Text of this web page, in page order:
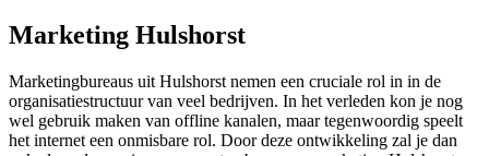
Marketing Hulshorst
Marketingbureaus uit Hulshorst nemen een cruciale rol in in de
organisatiestructuur van veel bedrijven. In het verleden kon je nog
wel gebruik maken van offline kanalen, maar tegenwoordig speelt
het internet een onmisbare rol. Door deze ontwikkeling zal je dan